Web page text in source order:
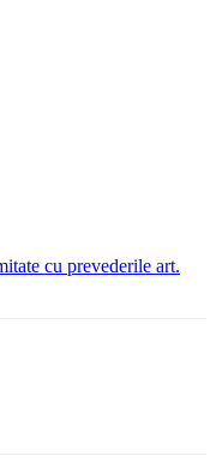
cu prevederile art.